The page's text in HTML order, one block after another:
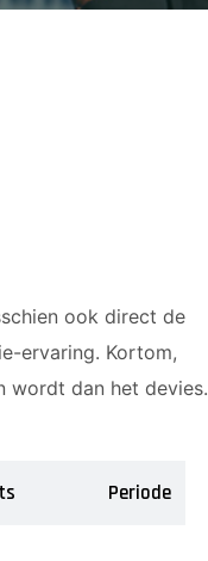
ook direct de
ervaring. Kortom,
wordt dan het devies.
Periode